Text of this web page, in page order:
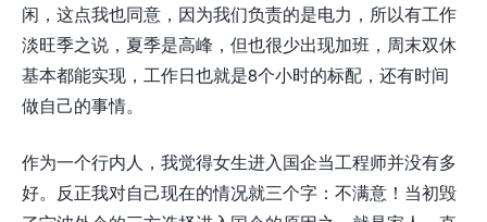
闲，这点我也同意，因为我们负责的是电力，所以有工作
淡旺季之说，夏季是高峰，但也很少出现加班，周末双休
基本都能实现，工作日也就是8个小时的标配，还有时间
做自己的事情。
作为一个行内人，我觉得女生进入国企当工程师并没有多
好。反正我对自己现在的情况就三个字：不满意！当初毁